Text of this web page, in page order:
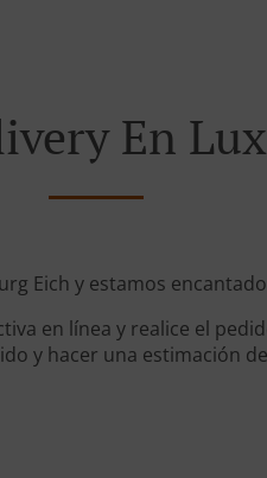
En
Eich y estamos
en línea y realice el
y hacer una estimación